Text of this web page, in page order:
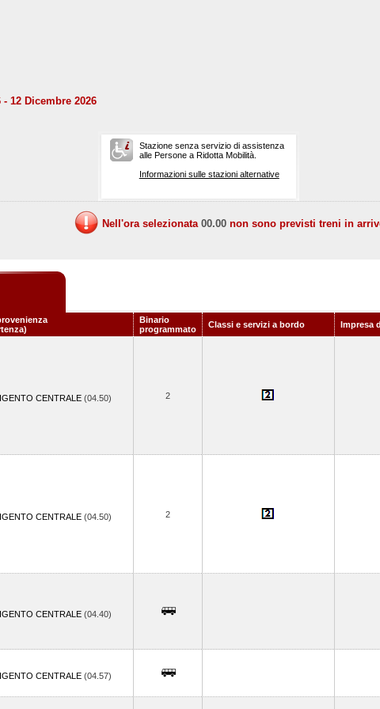
- 12 Dicembre 2026
Stazione senza servizio di assistenza
alle Persone a Ridotta Mobilità.
Informazioni sulle stazioni alternative
Nell'ora selezionata 00.00 non sono previsti treni in
Binario
programmato
Classi e servizi a bordo Impresa
CENTRALE (04.50) 2
CENTRALE (04.50) 2
CENTRALE (04.40)
CENTRALE (04.57)